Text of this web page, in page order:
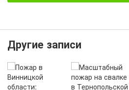
Другие записи